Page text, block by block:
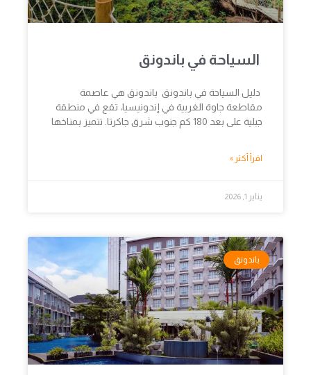
السياحة في باندونق
دليل السياحة في باندونق باندونق هي عاصمة
مقاطعة جاوة الغربية في إندونيسيا، تقع في منطقة
جبلية على بعد 180 كم جنوب شرق جاكرتا. تتميز بمناخها
اقرأ أكثر »
يناير 1, 2026
باندونق